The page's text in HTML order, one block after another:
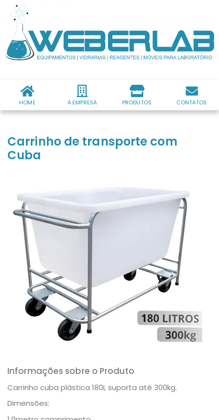
HOME A EMPRESA PRODUTOS CONTATOS
Carrinho de transporte com
Cuba
Informações sobre o Produto
Carrinho cuba plástica 180L suporta até 300kg.
Dimensões: